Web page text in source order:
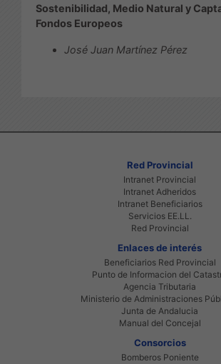
Sostenibilidad, Medio Natural y
Fondos Europeos
José Juan Martínez Pérez
Red Provincial
Intranet Provincial
Intranet Adheridos
Intranet Beneficiarios
Servicios EE.LL.
Red Provincial
Enlaces de interés
Beneficiarios Red Provincial
Punto de Informacion del
Agencia Tributaria
Ministerio de Administraciones
Junta de Andalucia
Manual del Concejal
Consorcios
Bomberos Poniente